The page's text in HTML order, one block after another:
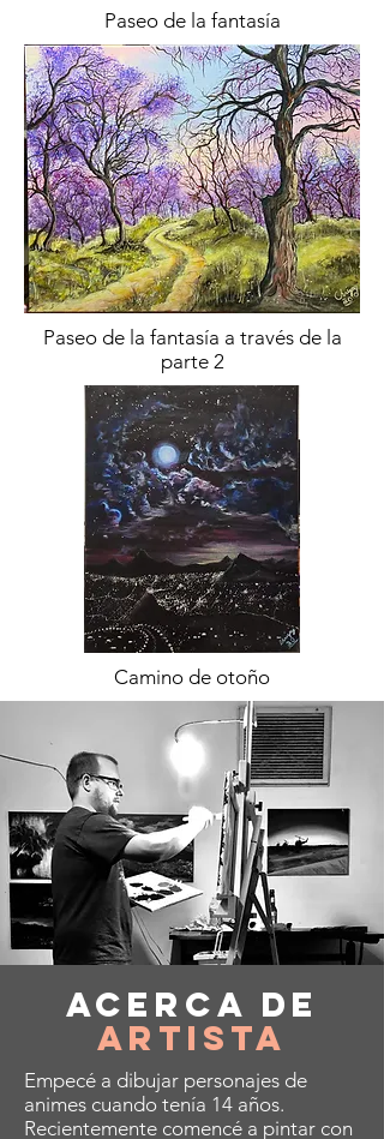
Paseo de la fantasía
Paseo de la fantasía a través de la
parte 2
Camino de otoño
Acerca de
Artista
Empecé a dibujar personajes de
animes cuando tenía 14 años.
Recientemente comencé a pintar con